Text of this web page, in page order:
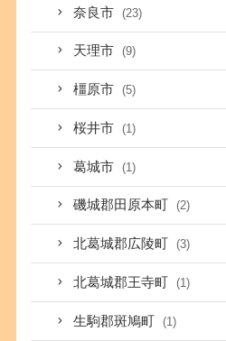
奈良市 (23)
天理市 (9)
橿原市 (5)
桜井市 (1)
葛城市 (1)
磯城郡田原本町 (2)
北葛城郡広陵町 (3)
北葛城郡王寺町 (1)
生駒郡斑鳩町 (1)